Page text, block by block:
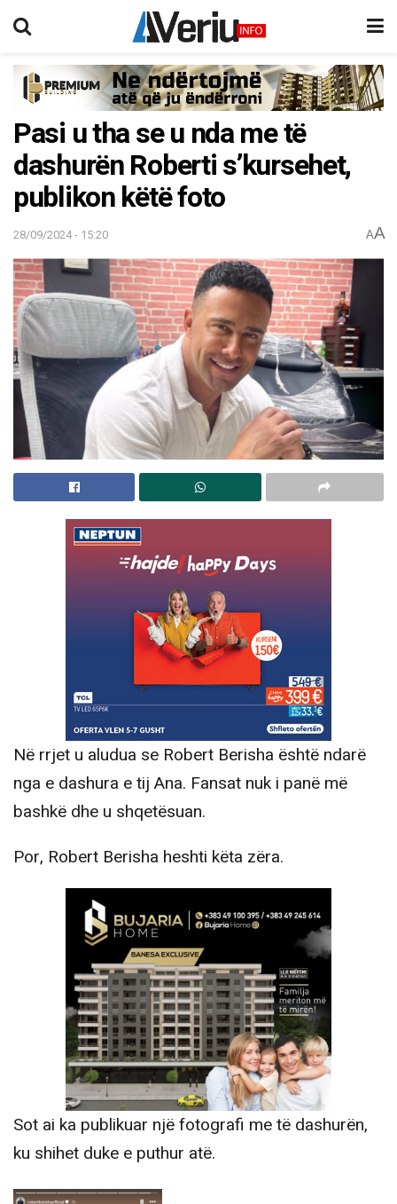
Pasi u tha se u nda me të
dashurën Roberti s’kursehet,
publikon këtë foto
28/09/2024 - 15:20 AA
Në rrjet u aludua se Robert Berisha është ndarë
nga e dashura e tij Ana. Fansat nuk i panë më
bashkë dhe u shqetësuan.
Por, Robert Berisha heshti këta zëra.
Sot ai ka publikuar një fotografi me të dashurën,
ku shihet duke e puthur atë.